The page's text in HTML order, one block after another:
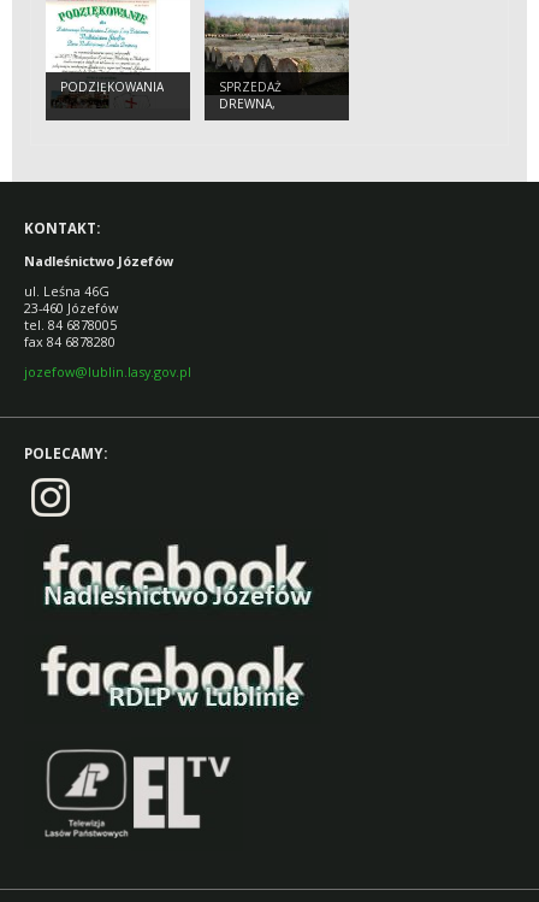
PODZIĘKOWANIA
SPRZEDAŻ
DREWNA,
CHOINEK I
KONTAKT:
Nadleśnictwo Józefów
ul. Leśna 46G
23-460 Józefów
tel. 84 6878005
fax 84 6878280
jozefow@lublin.lasy.gov.pl
POLECAMY: